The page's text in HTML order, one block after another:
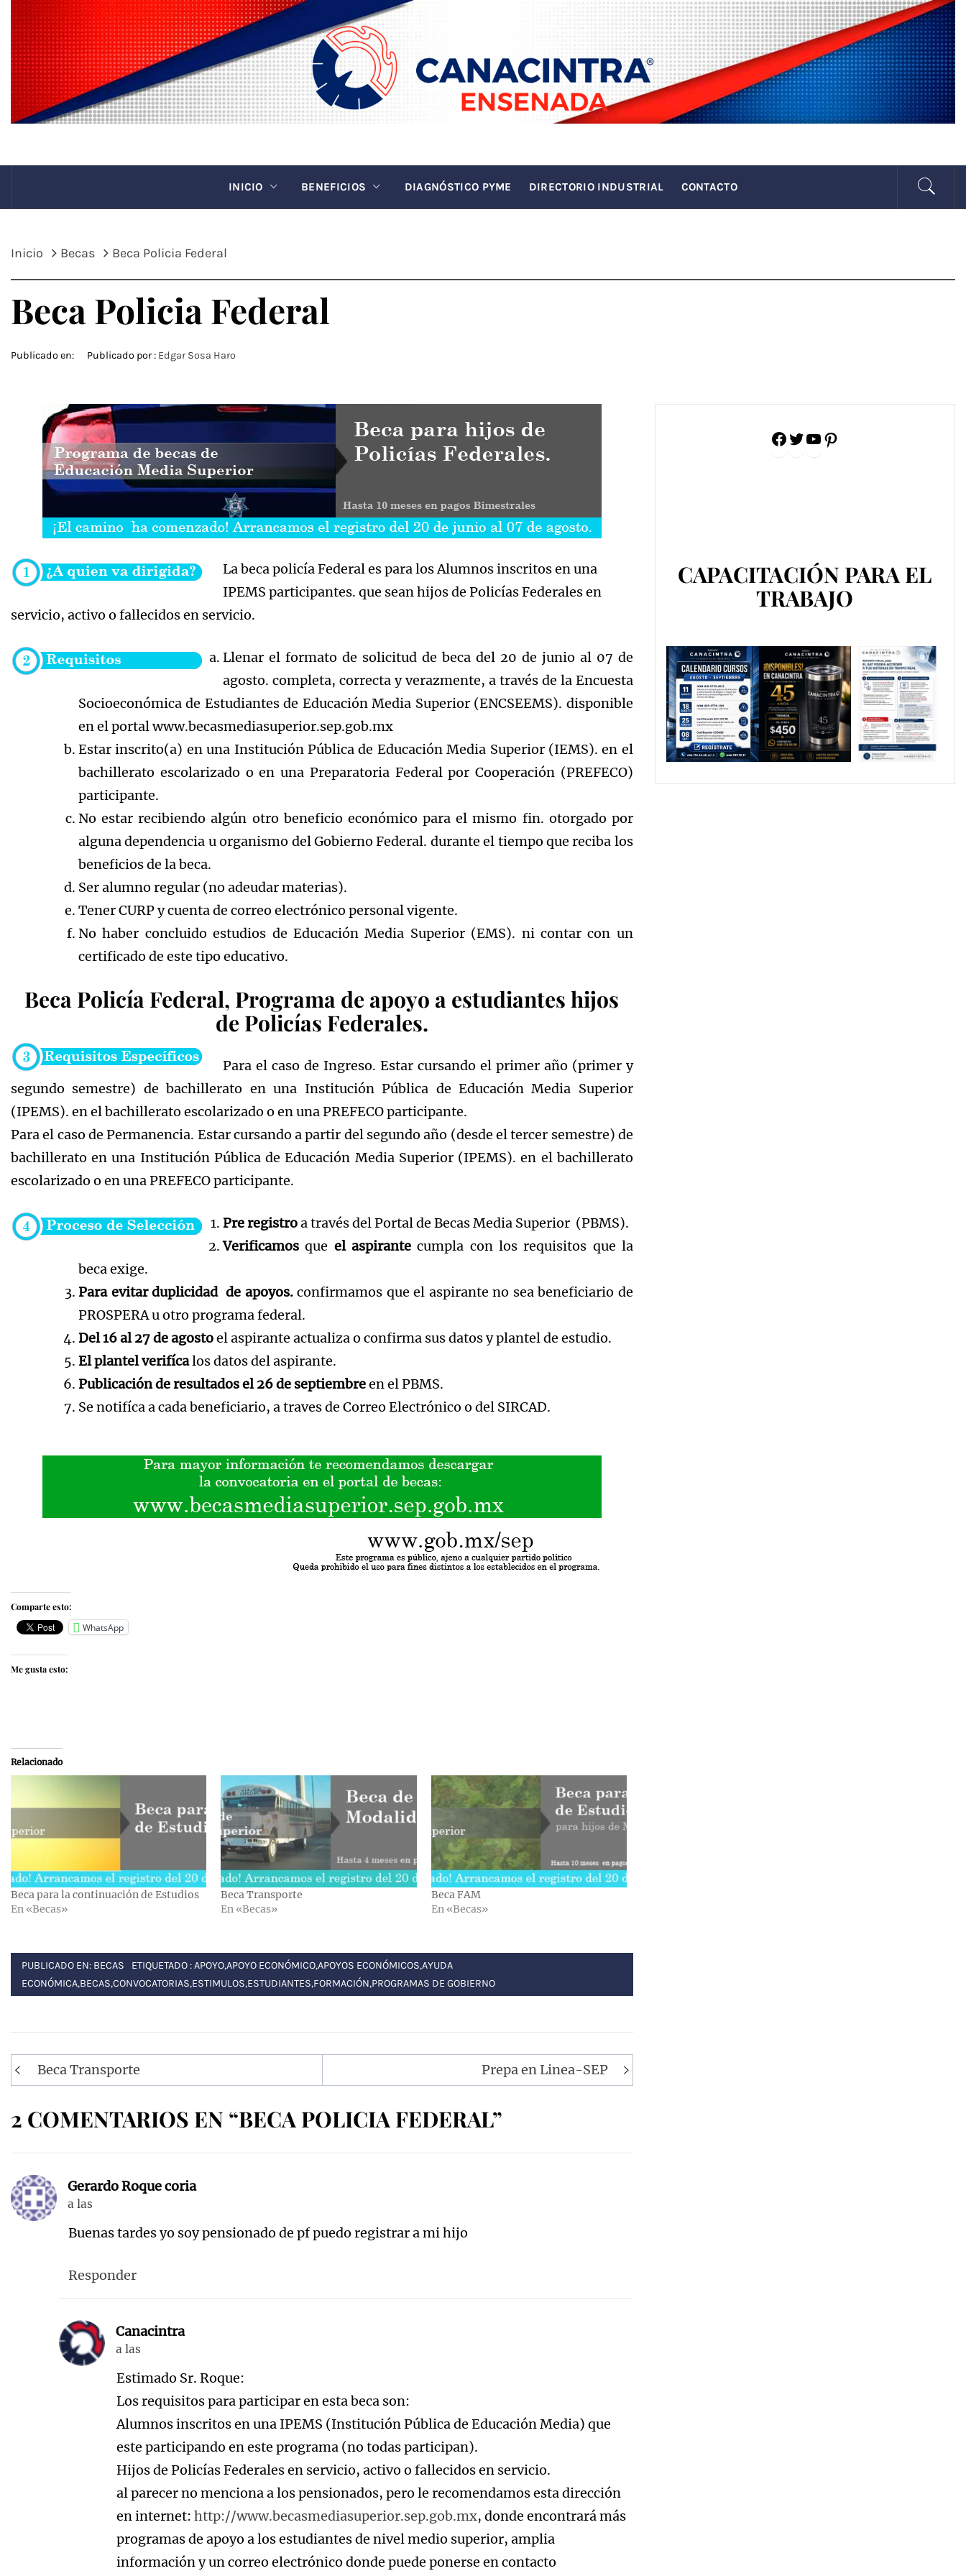
Saltar
contenido
CANACINTRA ENSENADA
La fuerza de la industria
INICIO BENEFICIOS DIAGNÓSTICO PYME DIRECTORIO INDUSTRIAL CONTACTO
Inicio Becas Beca Policia Federal
Beca Policia Federal
Publicado en: Publicado por : Edgar Sosa Haro
La beca policía Federal es para los Alumnos inscritos en una
IPEMS participantes. que sean hijos de Policías Federales en
servicio, activo o fallecidos en servicio.
Llenar el formato de solicitud de beca del 20 de junio al 07 de
agosto. completa, correcta y verazmente, a través de la Encuesta
Socioeconómica de Estudiantes de Educación Media Superior (ENCSEEMS). disponible
en el portal www.becasmediasuperior.sep.gob.mx
Estar inscrito(a) en una Institución Pública de Educación Media Superior (IEMS). en el
bachillerato escolarizado o en una Preparatoria Federal por Cooperación (PREFECO)
participante.
No estar recibiendo algún otro beneficio económico para el mismo fin. otorgado por
alguna dependencia u organismo del Gobierno Federal. durante el tiempo que reciba los
beneficios de la beca.
Ser alumno regular (no adeudar materias).
Tener CURP y cuenta de correo electrónico personal vigente.
No haber concluido estudios de Educación Media Superior (EMS). ni contar con un
certificado de este tipo educativo.
Beca Policía Federal, Programa de apoyo a estudiantes hijos
de Policías Federales.
Para el caso de Ingreso. Estar cursando el primer año (primer y
segundo semestre) de bachillerato en una Institución Pública de Educación Media Superior
(IPEMS). en el bachillerato escolarizado o en una PREFECO participante.
Para el caso de Permanencia. Estar cursando a partir del segundo año (desde el tercer semestre) de
bachillerato en una Institución Pública de Educación Media Superior (IPEMS). en el bachillerato
escolarizado o en una PREFECO participante.
Pre registroa través del Portal de Becas Media Superior (PBMS).
Verificamosque el aspirantecumpla con los requisitos que la
beca exige.
Para evitar duplicidad de apoyos.confirmamos que el aspirante no sea beneficiario de
PROSPERA u otro programa federal.
Del 16 al 27 de agostoel aspirante actualiza o confirma sus datos y plantel de estudio.
El plantel verifícalos datos del aspirante.
Publicación de resultados el 26 de septiembreen el PBMS.
Se notifíca a cada beneficiario, a traves de Correo Electrónico o del SIRCAD.
Comparte esto:
WhatsApp
Me gusta esto:
Relacionado
Beca para la continuación de Estudios
En «Becas»
Beca Transporte
En «Becas»
Beca FAM
En «Becas»
PUBLICADO EN: BECAS ETIQUETADO :APOYO,APOYO ECONÓMICO,APOYOS ECONÓMICOS,AYUDA
ECONÓMICA,BECAS,CONVOCATORIAS,ESTIMULOS,ESTUDIANTES,FORMACIÓN,PROGRAMAS DE GOBIERNO
Navegación
de
entradas
Beca Transporte Prepa en Linea-SEP
2 COMENTARIOS EN “BECA POLICIA FEDERAL”
Gerardo Roque coria
a las
Buenas tardes yo soy pensionado de pf puedo registrar a mi hijo
Responder
Canacintra
a las
Estimado Sr. Roque:
Los requisitos para participar en esta beca son:
Alumnos inscritos en una IPEMS (Institución Pública de Educación Media) que
este participando en este programa (no todas participan).
Hijos de Policías Federales en servicio, activo o fallecidos en servicio.
al parecer no menciona a los pensionados, pero le recomendamos esta dirección
en internet: http://www.becasmediasuperior.sep.gob.mx, donde encontrará más
programas de apoyo a los estudiantes de nivel medio superior, amplia
información y un correo electrónico donde puede ponerse en contacto
Facebook
Twitter
YouTube
Pinterest
CAPACITACIÓN PARA EL
TRABAJO